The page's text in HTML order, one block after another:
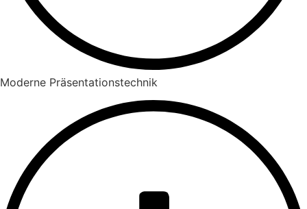
Moderne Präsentationstechnik